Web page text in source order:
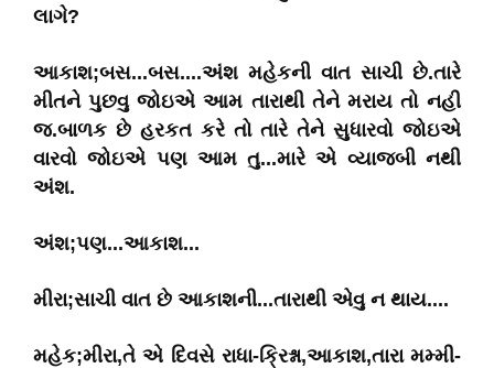
લાગે?
આકાશ;બસ...બસ....અંશ મહેકની વાત સાચી છે.તારે
મીતને પુછવુ જોઇએ આમ તારાથી તેને મરાય તો નહી
જ.બાળક છે હરકત કરે તો તારે તેને સુધારવો જોઇએ
વારવો જોઇએ પણ આમ તુ...મારે એ વ્યાજબી નથી
અંશ.
અંશ;પણ...આકાશ...
મીરા;સાચી વાત છે આકાશની...તારાથી એવુ ન થાય....
મહેક;મીરા,તે એ દિવસે રાધા-ક્રિશ્ના,આકાશ,તારા મમ્મી-